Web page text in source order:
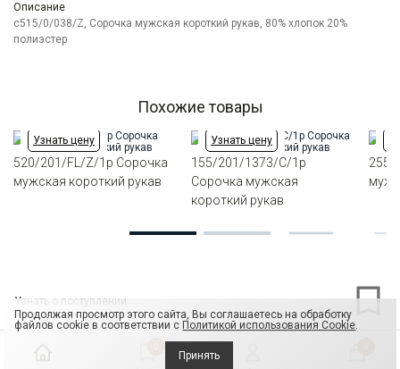
Модель
Цвет
Оранжевый
Ворот
Описание
c515/0/038/Z, Сорочка мужская короткий рукав, 80% хлопок 20%
полиэстер
Похожие товары
Узнать цену
520/201/FL/Z/1p Сорочка
мужская короткий рукав
Узнать цену
155/201/1373/C/1p
Сорочка мужская
короткий рукав
255/
Узнать о поступлении
Продолжая просмотр этого сайта, Вы соглашаетесь на обработку
файлов cookie в соответствии с Политикой использования Cookie.
Принять